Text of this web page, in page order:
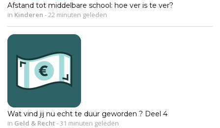
Afstand tot middelbare school: hoe ver is te ver?
in Kinderen - 22 minuten geleden
Wat vind jij nu echt te duur geworden ? Deel 4
in Geld & Recht- 31 minuten geleden